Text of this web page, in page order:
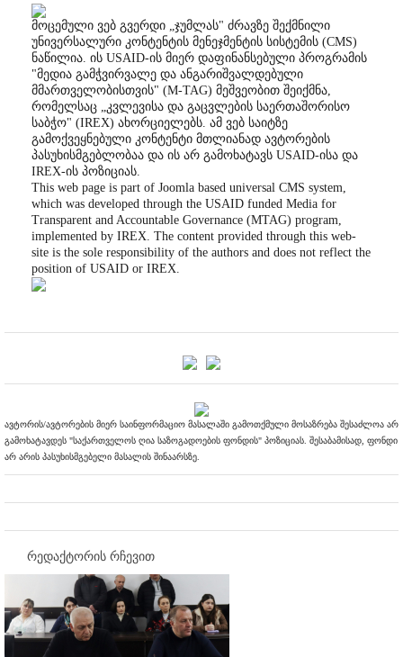
მოცემული ვებ გვერდი „ჯუმლას" ძრავზე შექმნილი
უნივერსალური კონტენტის მენეჯმენტის სისტემის (CMS)
ნაწილია. ის USAID-ის მიერ დაფინანსებული პროგრამის
"მედია გამჭვირვალე და ანგარიშვალდებული
მმართველობისთვის" (M-TAG) მეშვეობით შეიქმნა,
რომელსაც „კვლევისა და გაცვლების საერთაშორისო
საბჭო" (IREX) ახორციელებს. ამ ვებ საიტზე
გამოქვეყნებული კონტენტი მთლიანად ავტორების
პასუხისმგებლობაა და ის არ გამოხატავს USAID-ისა და
IREX-ის პოზიციას.
This web page is part of Joomla based universal CMS system,
which was developed through the USAID funded Media for
Transparent and Accountable Governance (MTAG) program,
implemented by IREX. The content provided through this web-
site is the sole responsibility of the authors and does not reflect the
position of USAID or IREX.
ავტორის/ავტორების მიერ საინფორმაციო მასალაში გამოთქმული მოსაზრება შესაძლოა არ
გამოხატავდეს "საქართველოს ღია საზოგადოების ფონდის" პოზიციას. შესაბამისად, ფონდი
არ არის პასუხისმგებელი მასალის შინაარსზე.
რედაქტორის რჩევით